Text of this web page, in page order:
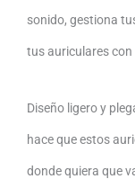
sonido, gestiona
tus auriculares con
Diseño ligero y
hace que estos
donde quiera que